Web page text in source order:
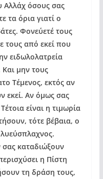
Αλλάχ όσους σας
τα όρια γιατί ο
Φονεύετέ τους
τους από εκεί που
ειδωλολατρεία
Και μην τους
Τέμενος, εκτός αν
εκεί. Αν όμως σας
είναι η τιμωρία
τότε βέβαια, ο
καταδιώξουν
η Πίστη
τη δράση τους,